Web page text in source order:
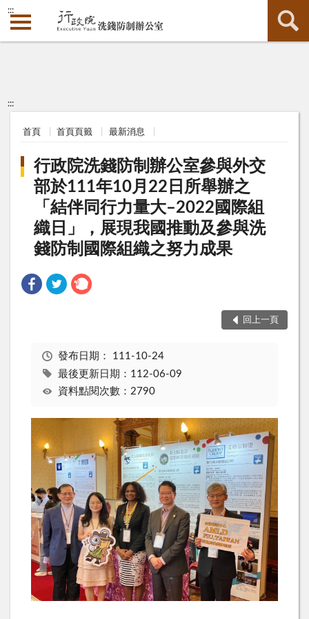
:::
:::
首頁 首頁頁籤 最新消息
行政院洗錢防制辦公室參與外交
部於111年10月22日所舉辦之
「結伴同行力量大–2022國際組
織日」，展現我國推動及參與洗
錢防制國際組織之努力成果
回上一頁
發布日期： 111-10-24
最後更新日期：112-06-09
資料點閱次數：2790